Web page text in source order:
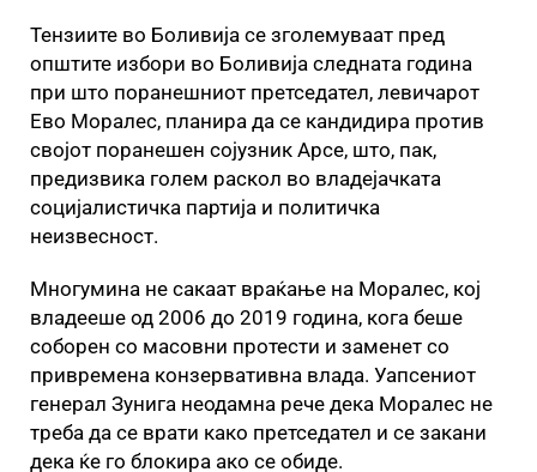
Тензиите во Боливија се зголемуваат пред
општите избори во Боливија следната година
при што поранешниот претседател, левичарот
Ево Моралес, планира да се кандидира против
својот поранешен сојузник Арсе, што, пак,
предизвика голем раскол во владејачката
социјалистичка партија и политичка
неизвесност.
Многумина не сакаат враќање на Моралес, кој
владееше од 2006 до 2019 година, кога беше
соборен со масовни протести и заменет со
привремена конзервативна влада. Уапсениот
генерал Зунига неодамна рече дека Моралес не
треба да се врати како претседател и се закани
дека ќе го блокира ако се обиде.